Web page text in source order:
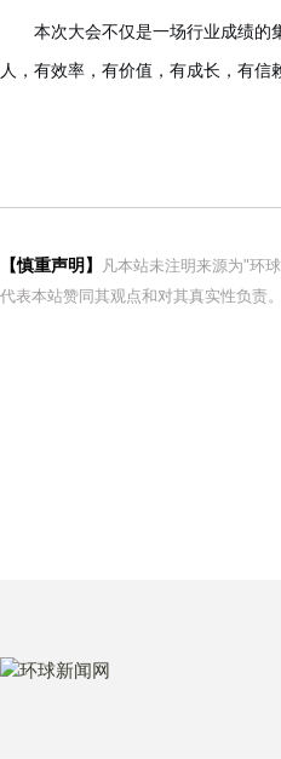
本次大会不仅是一场行业成绩的
人，有效率，有价值，有成长，有信
【慎重声明】
凡本站未注明来源为"环
代表本站赞同其观点和对其真实性负责